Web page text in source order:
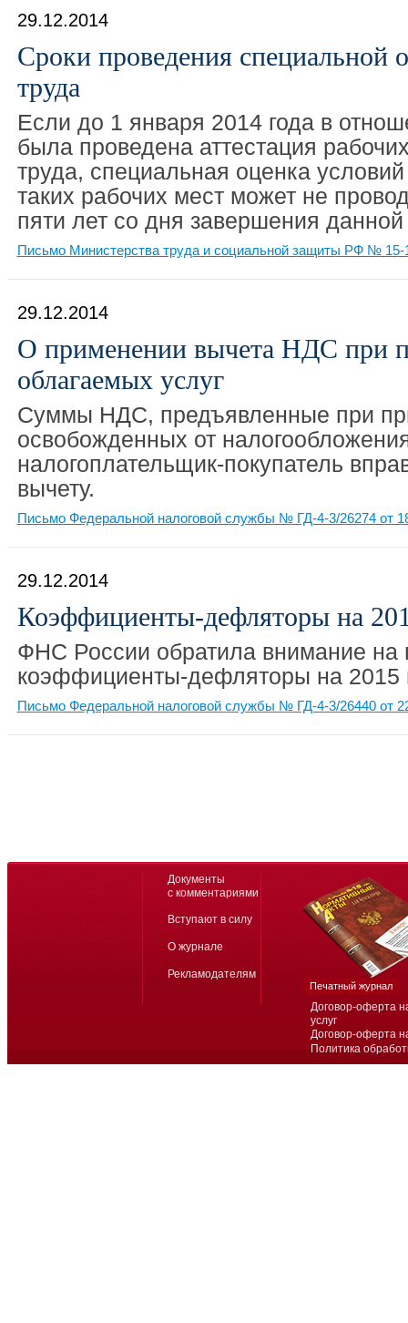
29.12.2014
Сроки проведения специальной
труда
Если до 1 января 2014 года в
была проведена аттестация
труда, специальная оценка
таких рабочих мест может не
пяти лет со дня завершения данной
Письмо Министерства труда и социальной защиты РФ № 15-
29.12.2014
О применении вычета НДС при
облагаемых услуг
Суммы НДС, предъявленные при
освобожденных от
налогоплательщик-покупатель
вычету.
Письмо Федеральной налоговой службы № ГД-4-3/26274 от
29.12.2014
Коэффициенты-дефляторы на
ФНС России обратила внимание на
коэффициенты-дефляторы на 2015
Письмо Федеральной налоговой службы № ГД-4-3/26440 от
Договор-оферта
услуг
Договор-оферта
Политика
Документы
с комментариями
Вступают в силу
О журнале
Рекламодателям
Печатный журнал